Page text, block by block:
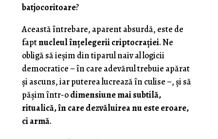
batjocoritoare?
Această întrebare, aparent absurdă, este de
faptnucleul înțelegerii criptocrației. Ne
obligă să ieșim din tiparul naiv al logicii
democratice – în care adevărul trebuie apărat
și ascuns, iar puterea lucrează în culise –, și să
pășim într-odimensiune mai subtilă,
ritualică, în care dezvăluirea nu este eroare,
ci armă.